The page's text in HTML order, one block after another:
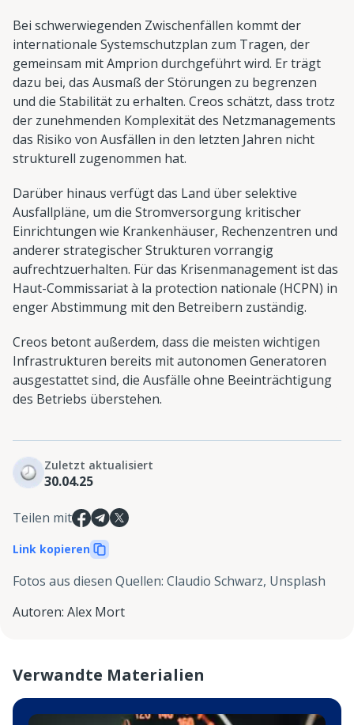
Bei schwerwiegenden Zwischenfällen kommt der
internationale Systemschutzplan zum Tragen, der
gemeinsam mit Amprion durchgeführt wird. Er trägt
dazu bei, das Ausmaß der Störungen zu begrenzen
und die Stabilität zu erhalten. Creos schätzt, dass trotz
der zunehmenden Komplexität des Netzmanagements
das Risiko von Ausfällen in den letzten Jahren nicht
strukturell zugenommen hat.
Darüber hinaus verfügt das Land über selektive
Ausfallpläne, um die Stromversorgung kritischer
Einrichtungen wie Krankenhäuser, Rechenzentren und
anderer strategischer Strukturen vorrangig
aufrechtzuerhalten. Für das Krisenmanagement ist das
Haut-Commissariat à la protection nationale (HCPN) in
enger Abstimmung mit den Betreibern zuständig.
Creos betont außerdem, dass die meisten wichtigen
Infrastrukturen bereits mit autonomen Generatoren
ausgestattet sind, die Ausfälle ohne Beeinträchtigung
des Betriebs überstehen.
Zuletzt aktualisiert
30.04.25
Teilen mit
Link kopieren
Fotos aus diesen Quellen: Claudio Schwarz, Unsplash
Autoren: Alex Mort
Verwandte Materialien